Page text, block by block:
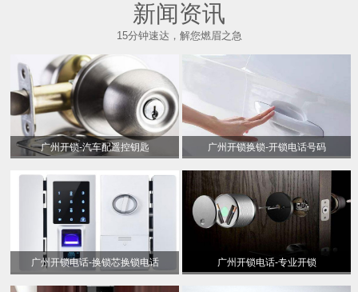
新闻资讯
15分钟速达，解您燃眉之急
广州开锁-汽车配遥控钥匙 广州开锁换锁-开锁电话号码
广州开锁电话-换锁芯换锁电话 广州开锁电话-专业开锁